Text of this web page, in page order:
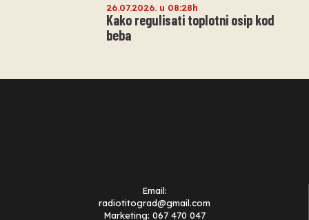
26.07.2026. u 08:28h
Kako regulisati toplotni osip kod
beba
Email:
radiotitograd@gmail.com
Marketing: 067 470 047